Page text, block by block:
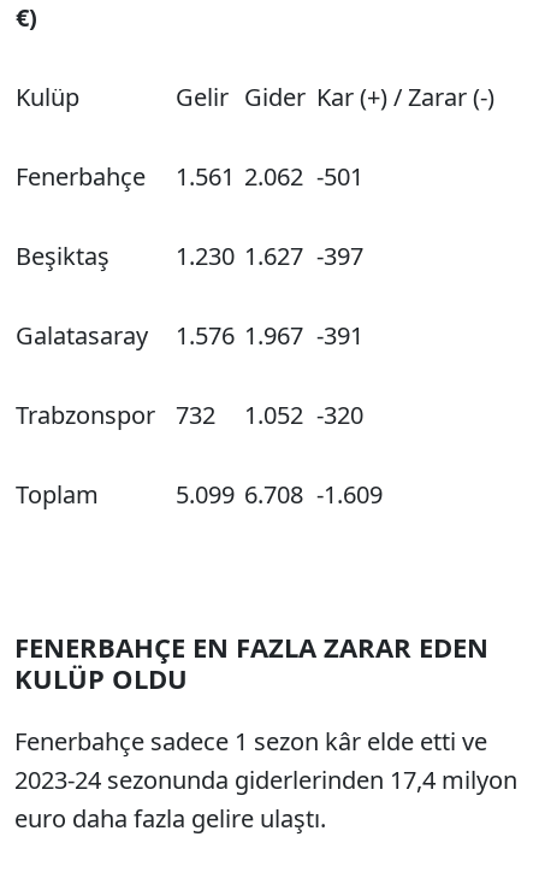
€)
Kulüp Gelir Gider Kar (+) / Zarar (-)
Fenerbahçe 1.561 2.062 -501
Beşiktaş 1.230 1.627 -397
Galatasaray 1.576 1.967 -391
Trabzonspor 732 1.052 -320
Toplam 5.099 6.708 -1.609
FENERBAHÇE EN FAZLA ZARAR EDEN
KULÜP OLDU
Fenerbahçe sadece 1 sezon kâr elde etti ve
2023-24 sezonunda giderlerinden 17,4 milyon
euro daha fazla gelire ulaştı.